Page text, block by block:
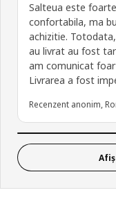
Salteua este foarte
confortabila, ma
achizitie.
au livrat au fost
am comunicat
Livrarea a fost
Recenzent anonim,